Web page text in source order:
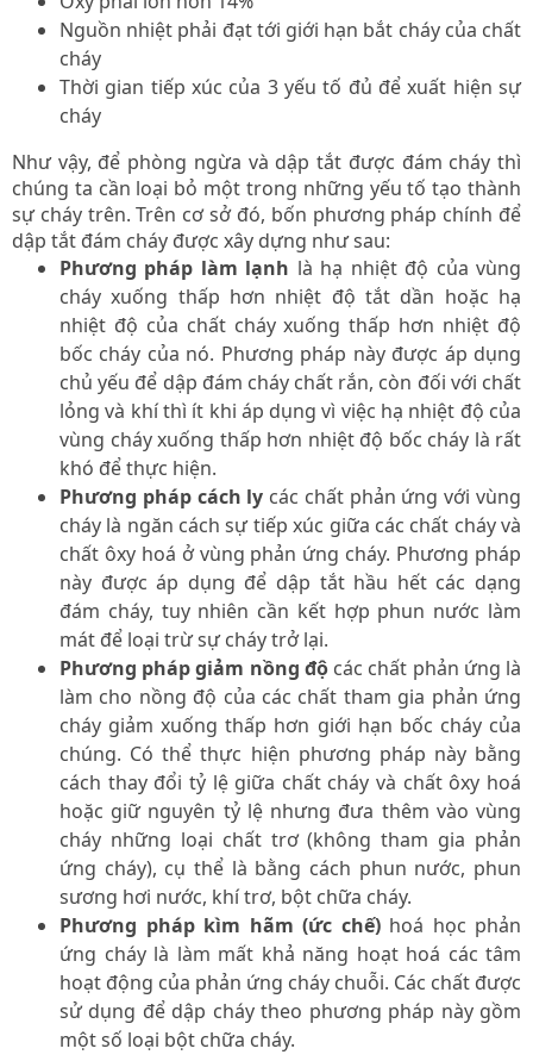
Nguồn nhiệt phải đạt tới giới hạn bắt cháy của chất
cháy
Thời gian tiếp xúc của 3 yếu tố đủ để xuất hiện sự
cháy
Như vậy, để phòng ngừa và dập tắt được đám cháy thì
chúng ta cần loại bỏ một trong những yếu tố tạo thành
sự cháy trên. Trên cơ sở đó, bốn phương pháp chính để
dập tắt đám cháy được xây dựng như sau:
Phương pháp làm lạnh là hạ nhiệt độ của vùng
cháy xuống thấp hơn nhiệt độ tắt dần hoặc hạ
nhiệt độ của chất cháy xuống thấp hơn nhiệt độ
bốc cháy của nó. Phương pháp này được áp dụng
chủ yếu để dập đám cháy chất rắn, còn đối với chất
lỏng và khí thì ít khi áp dụng vì việc hạ nhiệt độ của
vùng cháy xuống thấp hơn nhiệt độ bốc cháy là rất
khó để thực hiện.
Phương pháp cách ly các chất phản ứng với vùng
cháy là ngăn cách sự tiếp xúc giữa các chất cháy và
chất ôxy hoá ở vùng phản ứng cháy. Phương pháp
này được áp dụng để dập tắt hầu hết các dạng
đám cháy, tuy nhiên cần kết hợp phun nước làm
mát để loại trừ sự cháy trở lại.
Phương pháp giảm nồng độ các chất phản ứng là
làm cho nồng độ của các chất tham gia phản ứng
cháy giảm xuống thấp hơn giới hạn bốc cháy của
chúng. Có thể thực hiện phương pháp này bằng
cách thay đổi tỷ lệ giữa chất cháy và chất ôxy hoá
hoặc giữ nguyên tỷ lệ nhưng đưa thêm vào vùng
cháy những loại chất trơ (không tham gia phản
ứng cháy), cụ thể là bằng cách phun nước, phun
sương hơi nước, khí trơ, bột chữa cháy.
Phương pháp kìm hãm (ức chế) hoá học phản
ứng cháy là làm mất khả năng hoạt hoá các tâm
hoạt động của phản ứng cháy chuỗi. Các chất được
sử dụng để dập cháy theo phương pháp này gồm
một số loại bột chữa cháy.